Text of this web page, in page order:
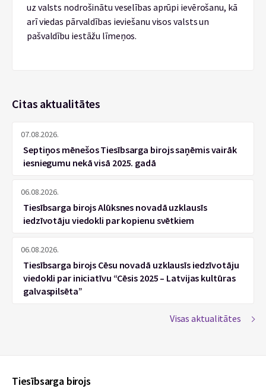
uz valsts nodrošinātu veselības aprūpi ievērošanu, kā
arī viedas pārvaldības ieviešanu visos valsts un
pašvaldību iestāžu līmeņos.
Citas aktualitātes
07.08.2026.
Septiņos mēnešos Tiesībsarga birojs saņēmis vairāk
iesniegumu nekā visā 2025. gadā
06.08.2026.
Tiesībsarga birojs Alūksnes novadā uzklausīs
iedzīvotāju viedokli par kopienu svētkiem
06.08.2026.
Tiesībsarga birojs Cēsu novadā uzklausīs iedzīvotāju
viedokli par iniciatīvu “Cēsis 2025 – Latvijas kultūras
galvaspilsēta”
Visas aktualitātes
Tiesībsarga birojs